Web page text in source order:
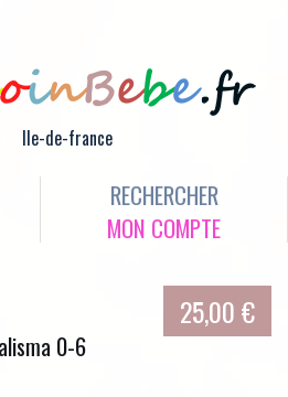
Ile-de-france
RECHERCHER
MON COMPTE
0-6
25,00 €